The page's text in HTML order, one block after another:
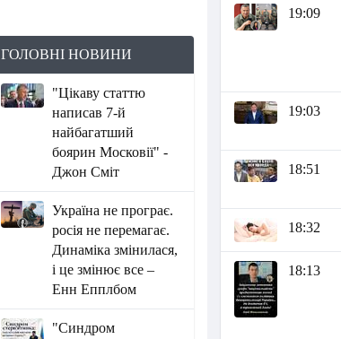
ГОЛОВНІ НОВИНИ
"Цікаву статтю
написав 7-й
найбагатший
боярин Московії" -
Джон Сміт
Україна не програє.
росія не перемагає.
Динаміка змінилася,
і це змінює все –
Енн Епплбом
"Синдром
19:09
19:03
18:51
18:32
18:13